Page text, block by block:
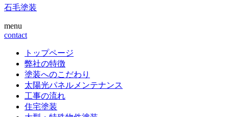
石毛塗装
menu
contact
トップページ
弊社の特徴
塗装へのこだわり
太陽光パネルメンテナンス
工事の流れ
住宅塗装